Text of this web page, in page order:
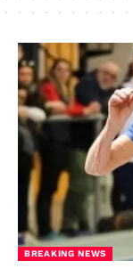
BREAKING NEWS